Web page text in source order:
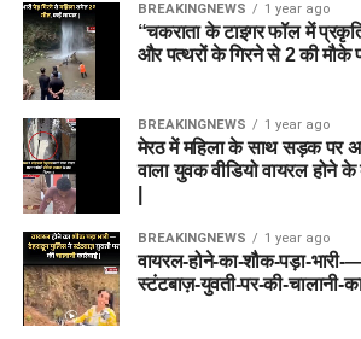
BREAKINGNEWS 1 year ago
“चकराता के टाइगर फॉल में
और पत्थरों के गिरने से 2 की मौके
BREAKINGNEWS 1 year ago
मेरठ में महिला के साथ सड़क पर
वाला युवक वीडियो वायरल होने
BREAKINGNEWS 1 year ago
वायरल-होने-का-शौक-पड़ा-
स्टंटबाज़-युवती-पर-की-चालानी-